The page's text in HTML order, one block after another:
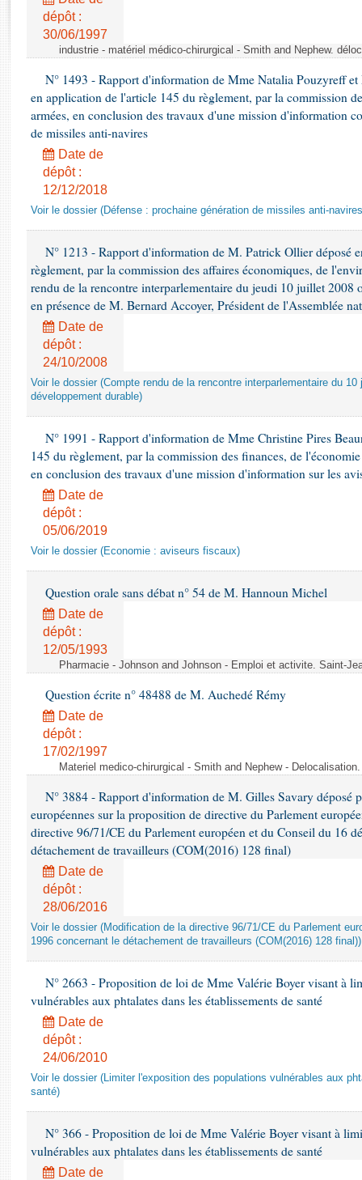
Rapports d'enquête
Rapports législatifs
Dossiers législatifs
Budget et sécurité sociale
Questions écrites et orales
Comptes rendus des débats
dépôt :
30/06/1997
industrie - matériel médico-chirurgical - Smith and Nephew.
N° 1493 - Rapport d'information de Mme Natalia Pouzyreff
en application de l'article 145 du règlement, par la commission
armées, en conclusion des travaux d'une mission d'information
de missiles anti-navires
Date de
dépôt :
12/12/2018
Voir le dossier (Défense : prochaine génération de missiles anti-
N° 1213 - Rapport d'information de M. Patrick Ollier déposé
règlement, par la commission des affaires économiques, de
rendu de la rencontre interparlementaire du jeudi 10 juillet 2008
en présence de M. Bernard Accoyer, Président de l'Assemblée
Date de
dépôt :
24/10/2008
Voir le dossier (Compte rendu de la rencontre interparlementaire du
développement durable)
N° 1991 - Rapport d'information de Mme Christine Pires
145 du règlement, par la commission des finances, de
en conclusion des travaux d'une mission d'information sur les
Date de
dépôt :
05/06/2019
Voir le dossier (Economie : aviseurs fiscaux)
Question orale sans débat n° 54 de M. Hannoun Michel
Date de
dépôt :
12/05/1993
Pharmacie - Johnson and Johnson - Emploi et activite. Saint-
Question écrite n° 48488 de M. Auchedé Rémy
Date de
dépôt :
17/02/1997
Materiel medico-chirurgical - Smith and Nephew -
N° 3884 - Rapport d'information de M. Gilles Savary déposé
européennes sur la proposition de directive du Parlement
directive 96/71/CE du Parlement européen et du Conseil du 16
détachement de travailleurs (COM(2016) 128 final)
Date de
dépôt :
28/06/2016
Voir le dossier (Modification de la directive 96/71/CE du Parlement
1996 concernant le détachement de travailleurs (COM(2016) 128 final))
N° 2663 - Proposition de loi de Mme Valérie Boyer visant à
vulnérables aux phtalates dans les établissements de santé
Date de
dépôt :
24/06/2010
Voir le dossier (Limiter l'exposition des populations vulnérables aux
santé)
N° 366 - Proposition de loi de Mme Valérie Boyer visant à
vulnérables aux phtalates dans les établissements de santé
Date de